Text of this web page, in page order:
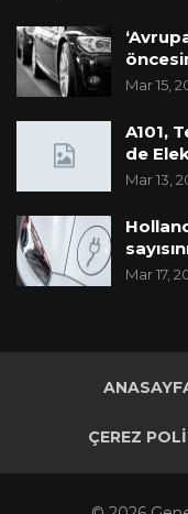
Mar 15,
A101,
de
Mar 13,
Mar 17,
ÇEREZ